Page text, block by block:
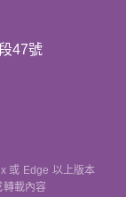
47號
或 Edge 以上版本
載內容